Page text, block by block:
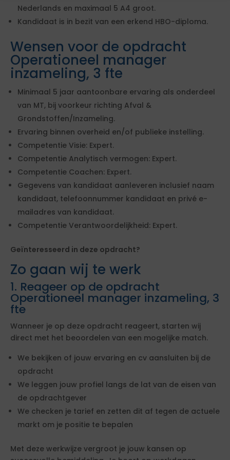
Nederlands en maximaal 5 A4 groot.
Kandidaat is in bezit van een erkend HBO-diploma.
Wensen voor de opdracht
Operationeel manager
inzameling, 3 fte
Minimaal 5 jaar aantoonbare ervaring als onderdeel
van MT, bij voorkeur richting Afval &
Grondstoffen/Inzameling.
Ervaring binnen overheid en/of publieke instelling.
Competentie Visie: Expert.
Competentie Analytisch vermogen: Expert.
Competentie Coachen: Expert.
Gegevens van kandidaat aanleveren inclusief naam
kandidaat, telefoonnummer kandidaat en privé e-
mailadres van kandidaat.
Competentie Verantwoordelijkheid: Expert.
Geïnteresseerd in deze opdracht?
Zo gaan wij te werk
1. Reageer op de opdracht
Operationeel manager inzameling, 3
fte
Wanneer je op deze opdracht reageert, starten wij
direct met het beoordelen van een mogelijke match.
We bekijken of jouw ervaring en cv aansluiten bij de
opdracht
We leggen jouw profiel langs de lat van de eisen van
de opdrachtgever
We checken je tarief en zetten dit af tegen de actuele
markt om je positie te bepalen
Met deze werkwijze vergroot je jouw kansen op